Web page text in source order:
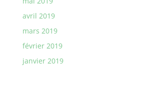
avril 2019
mars 2019
février 2019
janvier 2019